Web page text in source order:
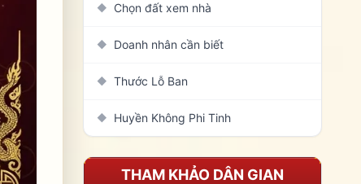
◆ Chọn đất xem nhà
◆ Doanh nhân cần biết
◆ Thước Lỗ Ban
◆ Huyền Không Phi Tinh
THAM KHẢO DÂN GIAN